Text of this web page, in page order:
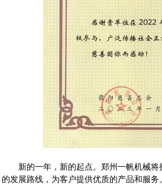
新的一年，新的起点。郑州一帆机械将
的发展路线，为客户提供优质的产品和服务。